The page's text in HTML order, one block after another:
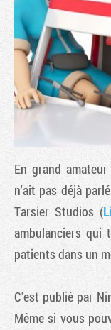
En grand
n'ait pas déjà
Tarsier Studios (
ambulanciers
patients dans un
C'est publié par
Même si vous